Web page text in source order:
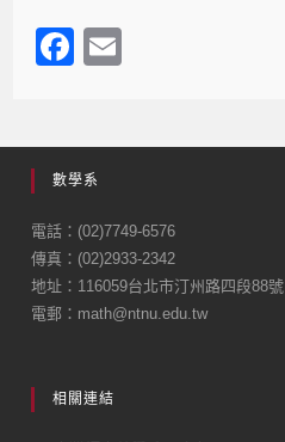
F
e
b
o
o
k
數學系
電話：(02)7749-6576
傳真：(02)2933-2342
地址：116059台北市汀州路四段88號
電郵：math@ntnu.edu.tw
相關連結